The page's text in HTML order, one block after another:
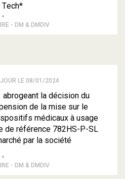
Tech*
- DM & DMDIV
LE 08/01/2024
la décision du
de la mise sur le
médicaux à usage
de référence 782HS-P-SL
par la société
- DM & DMDIV